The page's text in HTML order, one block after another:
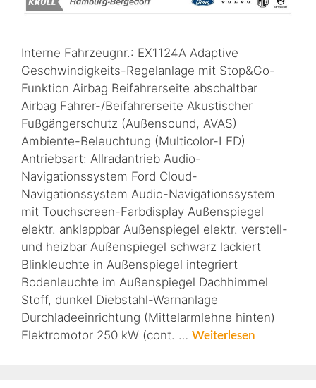
Interne Fahrzeugnr.: EX1124A Adaptive
Geschwindigkeits-Regelanlage mit Stop&Go-
Funktion Airbag Beifahrerseite abschaltbar
Airbag Fahrer-/Beifahrerseite Akustischer
Fußgängerschutz (Außensound, AVAS)
Ambiente-Beleuchtung (Multicolor-LED)
Antriebsart: Allradantrieb Audio-
Navigationssystem Ford Cloud-
Navigationssystem Audio-Navigationssystem
mit Touchscreen-Farbdisplay Außenspiegel
elektr. anklappbar Außenspiegel elektr. verstell-
und heizbar Außenspiegel schwarz lackiert
Blinkleuchte in Außenspiegel integriert
Bodenleuchte im Außenspiegel Dachhimmel
Stoff, dunkel Diebstahl-Warnanlage
Durchladeeinrichtung (Mittelarmlehne hinten)
Elektromotor 250 kW (cont. … Weiterlesen